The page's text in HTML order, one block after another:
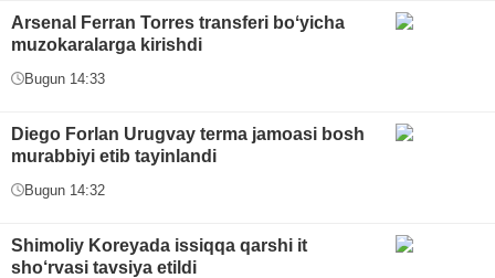
Arsenal Ferran Torres transferi boʻyicha
muzokaralarga kirishdi
Bugun 14:33
Diego Forlan Urugvay terma jamoasi bosh
murabbiyi etib tayinlandi
Bugun 14:32
Shimoliy Koreyada issiqqa qarshi it
sho‘rvasi tavsiya etildi